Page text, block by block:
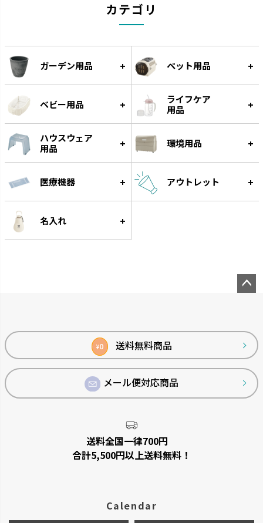
カラリ
引っかけて乾かすことができま
ラクール
機能的なアイテムでワンランクア
ップしたキッチンを実現します。
クレース
インテリアにマッチするデザイ
ンです。
つくりおき
作り置きに便利な食材小分け冷
凍・冷蔵トレーです。
カテゴリ
ガーデン用品 ペット用品
ベビー用品
ライフケア
用品
ハウスウェア
用品
環境用品
医療機器 アウトレット
名入れ
¥0 送料無料商品
メール便対応商品
送料全国一律700円
合計5,500円以上送料無料！
Calendar
ップ
へ